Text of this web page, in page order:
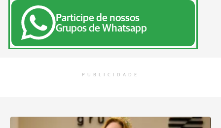
Participe de nossos
Grupos de Whatsapp
PUBLICIDADE